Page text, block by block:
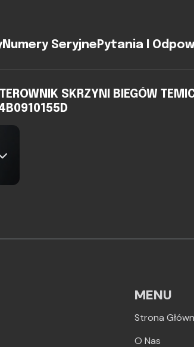
Numery Seryjne Pytania I
SKRZYNI BIEGÓW
MENU
Strona
O Nas